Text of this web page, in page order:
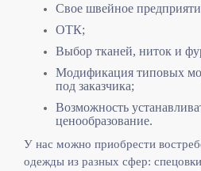
Свое швейное
ОТК;
Выбор тканей, ниток и
Модификация типовых
под заказчика;
Возможность
ценообразование.
У нас можно приобрести
одежды из разных сфер: